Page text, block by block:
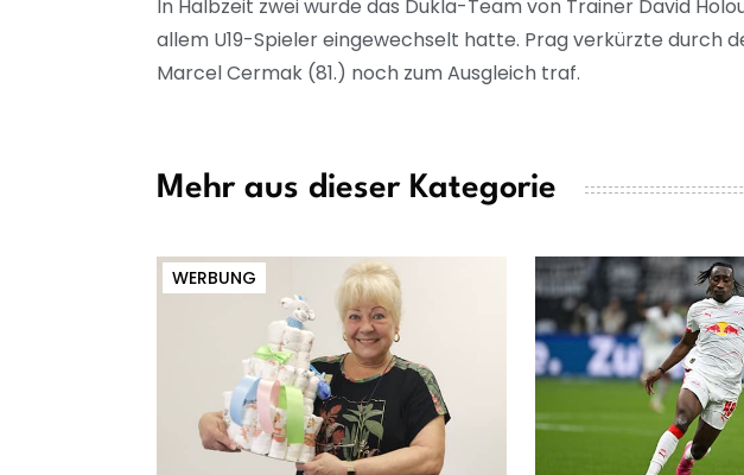
In Halbzeit zwei wurde das Dukla-Team von Trainer David
allem U19-Spieler eingewechselt hatte. Prag verkürzte durch
Marcel Cermak (81.) noch zum Ausgleich traf.
Mehr aus dieser Kategorie
WERBUNG